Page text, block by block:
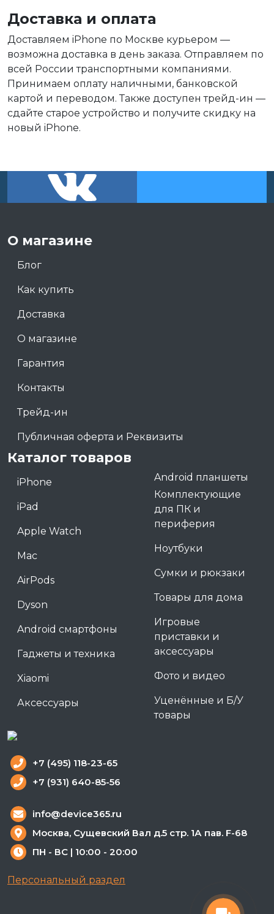
Доставка и оплата
Доставляем iPhone по Москве курьером —
возможна доставка в день заказа. Отправляем по
всей России транспортными компаниями.
Принимаем оплату наличными, банковской
картой и переводом. Также доступен трейд-ин —
сдайте старое устройство и получите скидку на
новый iPhone.
О магазине
Блог
Как купить
Доставка
О магазине
Гарантия
Контакты
Трейд-ин
Публичная оферта и Реквизиты
Каталог товаров
iPhone
iPad
Apple Watch
Mac
AirPods
Dyson
Android смартфоны
Гаджеты и техника
Xiaomi
Аксессуары
Android планшеты
Комплектующие
для ПК и
периферия
Ноутбуки
Сумки и рюкзаки
Товары для дома
Игровые
приставки и
аксессуары
Фото и видео
Уценённые и Б/У
товары
+7 (495) 118-23-65
+7 (931) 640-85-56
info@device365.ru
Москва, Сущевский Вал д.5 стр. 1А пав. F-68
ПН - ВС | 10:00 - 20:00
Персональный раздел